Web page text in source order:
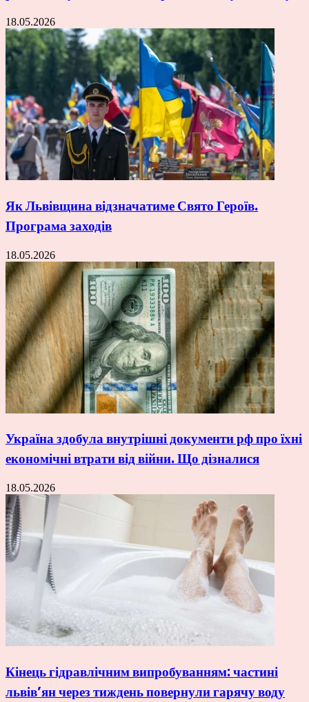
18.05.2026
Як Львівщина відзначатиме Свято Героїв.
Програма заходів
18.05.2026
Україна здобула внутрішні документи рф про їхні
економічні втрати від війни. Що дізналися
18.05.2026
Кінець гідравлічним випробуванням: частині
львів’ян через тиждень повернули гарячу воду